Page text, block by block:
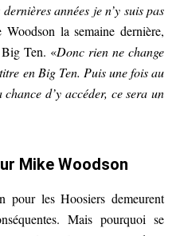
années je n’y suis pas
la semaine dernière,
Ten. «Donc rien ne change
en Big Ten. Puis une fois au
chance d’y accéder, ce sera un
Mike Woodson
pour les Hoosiers demeurent
Mais pourquoi se